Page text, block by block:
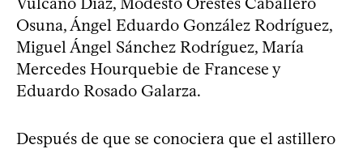
Osuna, Ángel Eduardo González Rodríguez,
Miguel Ángel Sánchez Rodríguez, María
Mercedes Hourquebie de Francese y
Eduardo Rosado Galarza.
Después de que se conociera que el astillero